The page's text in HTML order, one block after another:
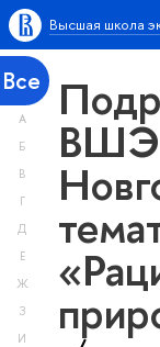
Высшая школа
Все
А
Б
В
Г
Д
Е
Ж
З
И
ВШЭ